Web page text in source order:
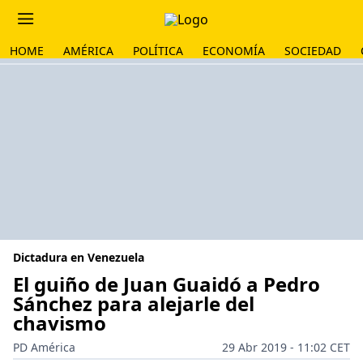
HOME AMÉRICA POLÍTICA ECONOMÍA SOCIEDAD
Dictadura en Venezuela
El guiño de Juan Guaidó a Pedro
Sánchez para alejarle del
chavismo
PD América
29 Abr 2019 - 11:02 CET